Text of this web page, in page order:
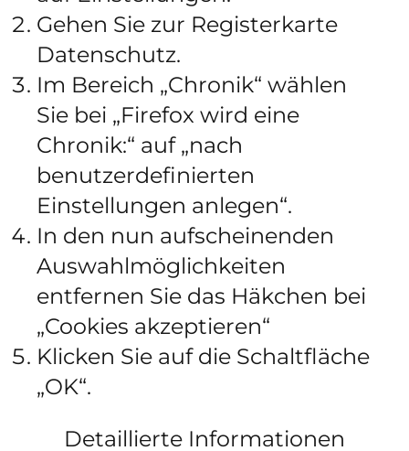
Gehen Sie zur Registerkarte
Datenschutz.
Im Bereich „Chronik“ wählen
Sie bei „Firefox wird eine
Chronik:“ auf „nach
benutzerdefinierten
Einstellungen anlegen“.
In den nun aufscheinenden
Auswahlmöglichkeiten
entfernen Sie das Häkchen bei
„Cookies akzeptieren“
Klicken Sie auf die Schaltfläche
„OK“.
Detaillierte Informationen